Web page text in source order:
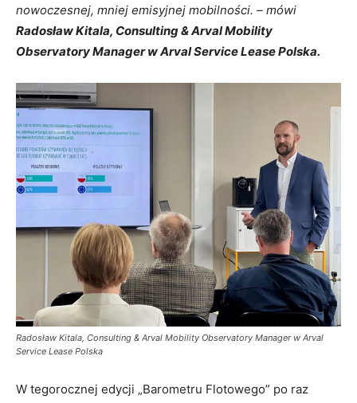
nowoczesnej, mniej emisyjnej mobilności. – mówi
Radosław Kitala, Consulting & Arval Mobility
Observatory Manager w Arval Service Lease Polska.
Radosław Kitala, Consulting & Arval Mobility Observatory Manager w Arval
Service Lease Polska
W tegorocznej edycji „Barometru Flotowego” po raz